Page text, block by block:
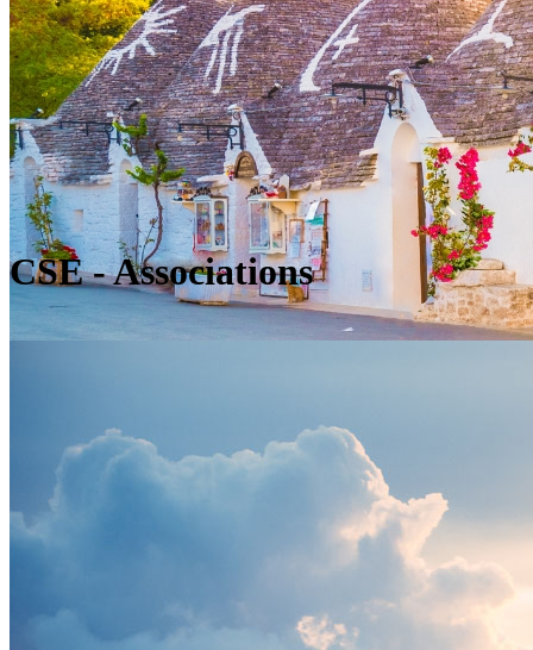
Trésors des Pouilles en un
week-end
CSE - Associations